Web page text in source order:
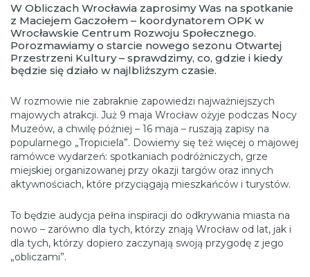
W Obliczach Wrocławia zaprosimy Was na spotkanie
z Maciejem Gaczołem – koordynatorem OPK w
Wrocławskie Centrum Rozwoju Społecznego.
Porozmawiamy o starcie nowego sezonu Otwartej
Przestrzeni Kultury – sprawdzimy, co, gdzie i kiedy
będzie się działo w najlbliższym czasie.
W rozmowie nie zabraknie zapowiedzi najważniejszych
majowych atrakcji. Już 9 maja Wrocław ożyje podczas Nocy
Muzeów, a chwilę później – 16 maja – ruszają zapisy na
popularnego „Tropiciela”. Dowiemy się też więcej o majowej
ramówce wydarzeń: spotkaniach podróżniczych, grze
miejskiej organizowanej przy okazji targów oraz innych
aktywnościach, które przyciągają mieszkańców i turystów.
To będzie audycja pełna inspiracji do odkrywania miasta na
nowo – zarówno dla tych, którzy znają Wrocław od lat, jak i
dla tych, którzy dopiero zaczynają swoją przygodę z jego
„obliczami”.